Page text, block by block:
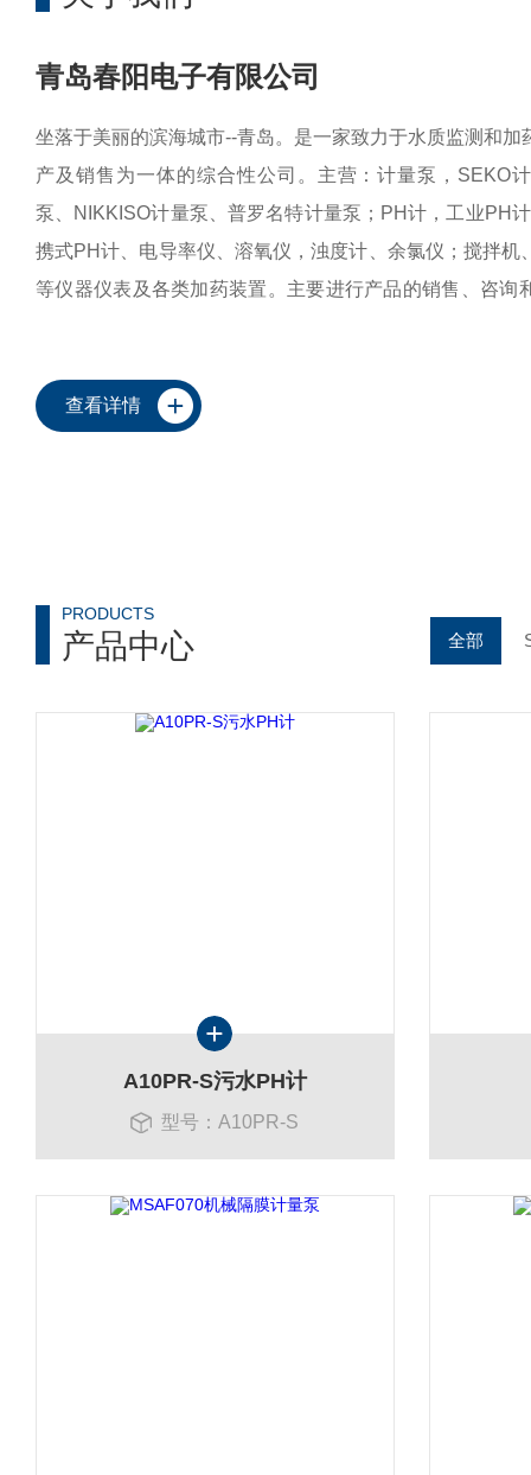
青岛春阳电子有限公司
坐落于美丽的滨海城市--青岛。是一家致力于水质监测和加
产及销售为一体的综合性公司。主营：计量泵，SEKO
泵、NIKKISO计量泵、普罗名特计量泵；PH计，工业PH
携式PH计、电导率仪、溶氧仪，浊度计、余氯仪；搅拌机
等仪器仪表及各类加药装置。主要进行产品的销售、咨询
仪、...查看详情
PRODUCTS
产品中心 全部
A10PR-S污水PH计
型号：A10PR-S